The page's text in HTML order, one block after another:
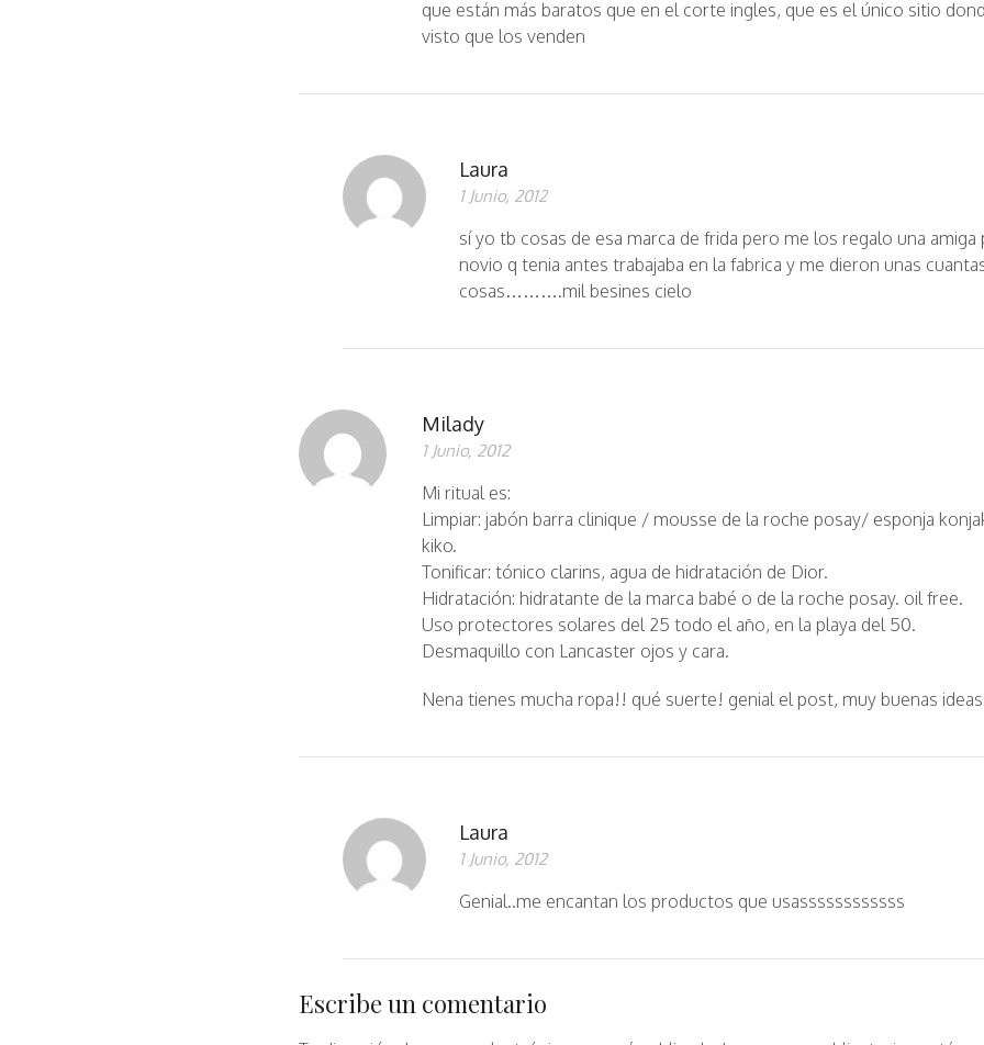
que están más baratos que en el corte ingles, que es el único sitio
visto que los venden
Laura
1 Junio, 2012
sí yo tb cosas de esa marca de frida pero me los regalo una amiga
novio q tenia antes trabajaba en la fabrica y me dieron unas
cosas……….mil besines cielo
Milady
1 Junio, 2012
Mi ritual es:
Limpiar: jabón barra clinique / mousse de la roche posay/ esponja
kiko.
Tonificar: tónico clarins, agua de hidratación de Dior.
Hidratación: hidratante de la marca babé o de la roche posay. oil free.
Uso protectores solares del 25 todo el año, en la playa del 50.
Desmaquillo con Lancaster ojos y cara.
Nena tienes mucha ropa!! qué suerte! genial el post, muy buenas
Laura
1 Junio, 2012
Genial..me encantan los productos que usassssssssssss
Escribe un comentario